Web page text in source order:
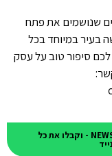
שנושמים את פתח
בעיר במיוחד בכל
סיפור טוב על עסק
הצטרפו לקבוצת הוואטסאפ של פתח תקווה NEWS - וקבלו את כל